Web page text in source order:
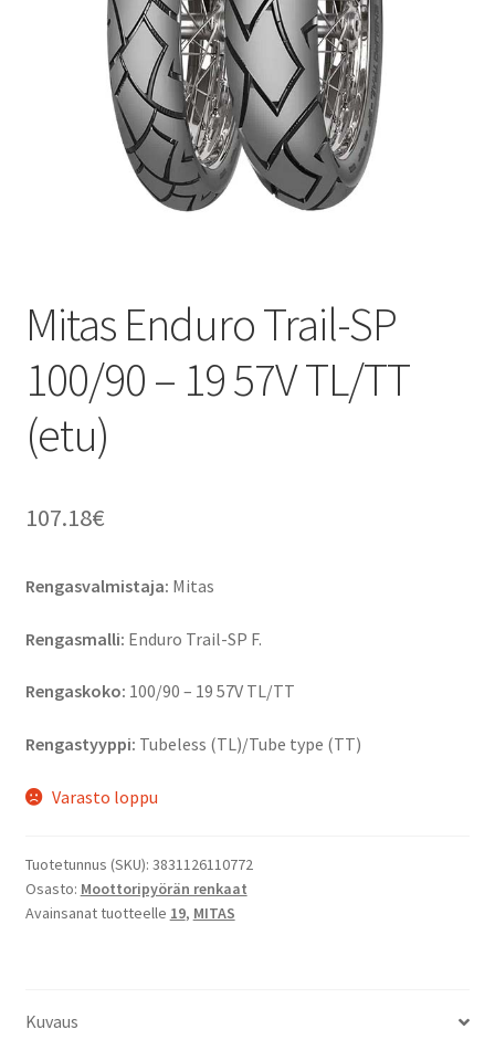
Mitas Enduro Trail-SP
100/90 – 19 57V TL/TT
(etu)
107.18€
Rengasvalmistaja: Mitas
Rengasmalli: Enduro Trail-SP F.
Rengaskoko: 100/90 – 19 57V TL/TT
Rengastyyppi: Tubeless (TL)/Tube type (TT)
Varasto loppu
Tuotetunnus (SKU): 3831126110772
Osasto: Moottoripyörän renkaat
Avainsanat tuotteelle 19, MITAS
Kuvaus